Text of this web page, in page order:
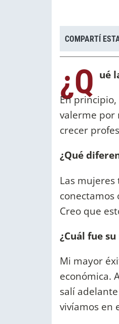
COMPARTÍ
¿Q ué
En
valerme por
crecer
¿Qué
Las
conectamos
Creo que
¿Cuál fue
Mi mayor
económica.
salí
vivíamos en